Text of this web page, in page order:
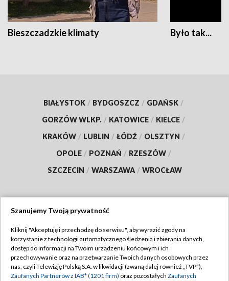
Bieszczadzkie klimaty Było tak...
BIAŁYSTOK / BYDGOSZCZ / GDAŃSK /
GORZÓW WLKP. / KATOWICE / KIELCE /
KRAKÓW / LUBLIN / ŁÓDŹ / OLSZTYN /
OPOLE / POZNAŃ / RZESZÓW /
SZCZECIN / WARSZAWA / WROCŁAW
TVP
Abonament TVP
Emisja w TVP
Regulamin TVP
Polityka prywatności
Szanujemy Twoją prywatność
Kliknij "Akceptuję i przechodzę do serwisu", aby wyrazić zgody na
korzystanie z technologii automatycznego śledzenia i zbierania danych,
dostęp do informacji na Twoim urządzeniu końcowym i ich
przechowywanie oraz na przetwarzanie Twoich danych osobowych przez
nas, czyli Telewizję Polską S.A. w likwidacji (zwaną dalej również „TVP”),
Zaufanych Partnerów z IAB* (1201 firm) oraz pozostałych Zaufanych